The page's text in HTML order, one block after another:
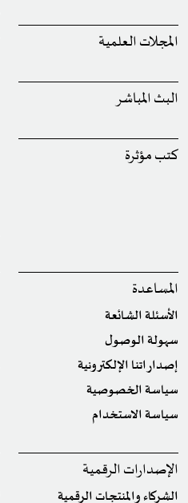
المجلات العلمية
البث المباشر
كتب مؤثرة
المساعدة
الأسئلة الشائعة
سهولة الوصول
إصداراتنا الإلكترونية
سياسة الخصوصية
سياسة الاستخدام
الإصدارات الرقمية
الشركاء والمنتجات الرقمية